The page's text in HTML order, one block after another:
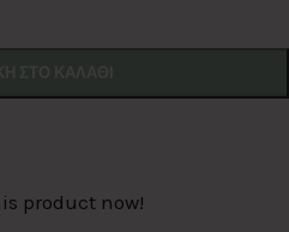
product now!